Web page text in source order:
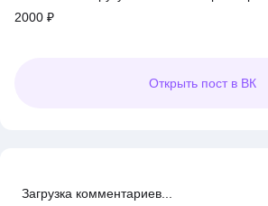
2000 ₽
Открыть пост в ВК
Загрузка комментариев...